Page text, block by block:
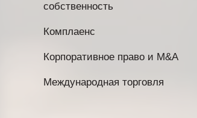
собственность
Комплаенс
Корпоративное право и M&A
Международная торговля